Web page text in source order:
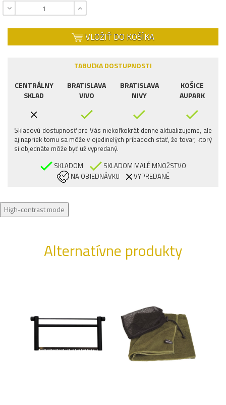
VLOŽIŤ DO KOŠÍKA
TABUĽKA DOSTUPNOSTI
CENTRÁLNY
SKLAD
BRATISLAVA
VIVO
BRATISLAVA
NIVY
KOŠICE
AUPARK
Skladovú dostupnosť pre Vás niekoľkokrát denne aktualizujeme, ale
aj napriek tomu sa môže v ojedinelých prípadoch stať, že tovar, ktorý
si objednáte môže byť už vypredaný.
SKLADOM
SKLADOM MALÉ MNOŽSTVO
NA OBJEDNÁVKU
VYPREDANÉ
High-contrast mode
Alternatívne produkty